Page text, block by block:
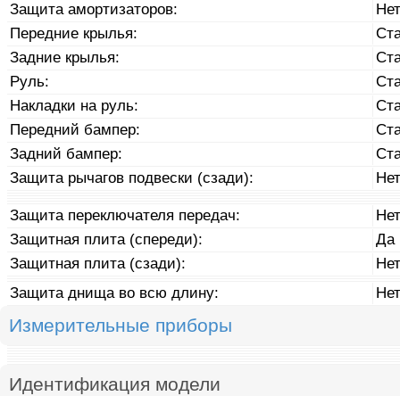
Защита амортизаторов:
Нет
Передние крылья:
Задние крылья:
Руль:
Накладки на руль:
Передний бампер:
Задний бампер:
Защита рычагов подвески (сзади):
Нет
Защита переключателя передач:
Нет
Защитная плита (спереди):
Да
Защитная плита (сзади):
Нет
Защита днища во всю длину:
Нет
Измерительные приборы
Идентификация модели